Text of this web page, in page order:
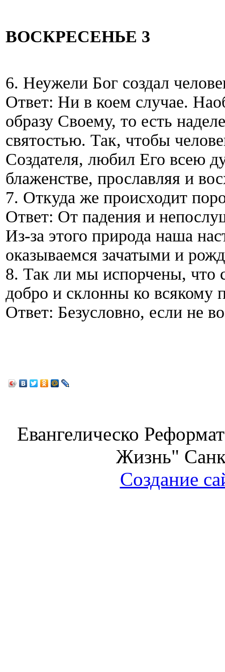
ВОСКРЕСЕНЬЕ 3
6. Неужели Бог создал
Ответ: Ни в коем случае.
образу Своему, то есть
святостью. Так, чтобы
Создателя, любил Его всею
блаженстве, прославляя и
7. Откуда же происходит
Ответ: От падения и
Из-за этого природа наша
оказываемся зачатыми и
8. Так ли мы испорчены, что
добро и склонны ко всякому
Ответ: Безусловно, если не
Евангелическо
Жизнь"
Создание